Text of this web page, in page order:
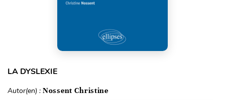
LA DYSLEXIE
Autor(en) : Nossent Christine